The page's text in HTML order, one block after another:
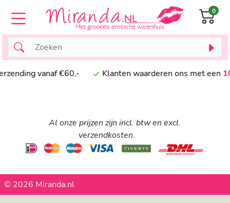
vanaf €60,- Klanten waarderen ons met een10
0
Al onze prijzen zijn incl. btw en excl.
verzendkosten.
© 2026 Miranda.nl